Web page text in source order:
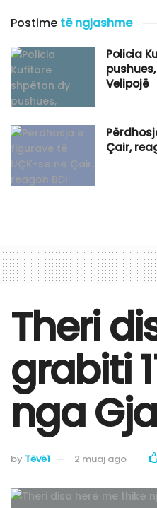
Postime të ngjashme
Policia
Velipojë
Çair,
Theri
grabiti
nga
by Tëvë1 2 muaj ago